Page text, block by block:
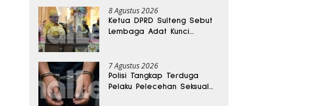
8 Agustus 2026
Ketua DPRD Sulteng Sebut
Lembaga Adat Kunci
7 Agustus 2026
Polisi Tangkap Terduga
Pelaku Pelecehan Seksual